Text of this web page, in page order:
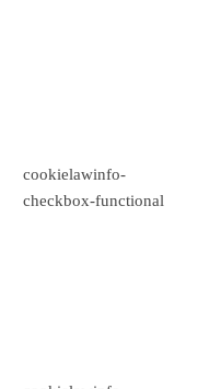
cookielawinfo-
checkbox-functional